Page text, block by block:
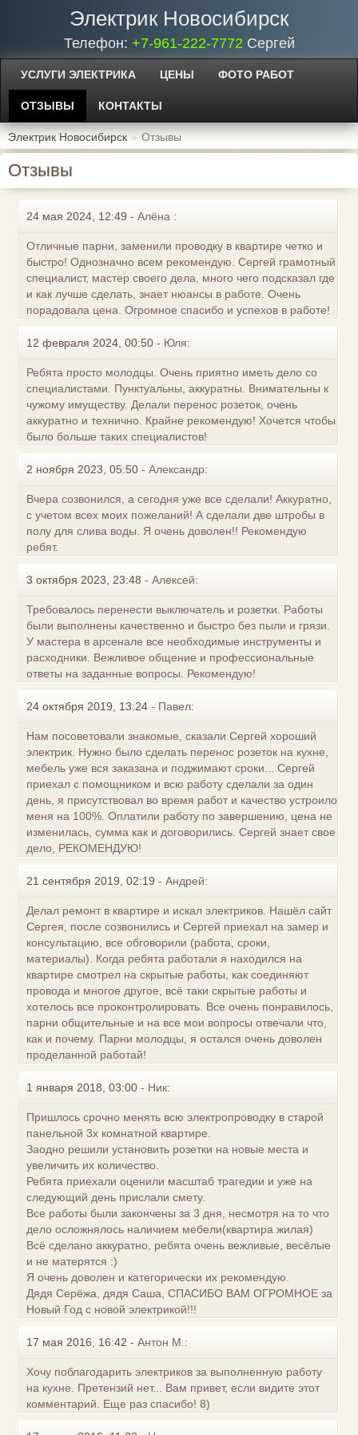
Электрик Новосибирск
Телефон: +7-961-222-7772 Сергей
УСЛУГИ ЭЛЕКТРИКА ЦЕНЫ ФОТО РАБОТ
ОТЗЫВЫ КОНТАКТЫ
Электрик Новосибирск Отзывы
Отзывы
24 мая 2024, 12:49 - Алёна :
Отличные парни, заменили проводку в квартире четко и
быстро! Однозначно всем рекомендую. Сергей грамотный
специалист, мастер своего дела, много чего подсказал где
и как лучше сделать, знает нюансы в работе. Очень
порадовала цена. Огромное спасибо и успехов в работе!
12 февраля 2024, 00:50 - Юля:
Ребята просто молодцы. Очень приятно иметь дело со
специалистами. Пунктуальны, аккуратны. Внимательны к
чужому имуществу. Делали перенос розеток, очень
аккуратно и технично. Крайне рекомендую! Хочется чтобы
было больше таких специалистов!
2 ноября 2023, 05:50 - Александр:
Вчера созвонился, а сегодня уже все сделали! Аккуратно,
с учетом всех моих пожеланий! А сделали две штробы в
полу для слива воды. Я очень доволен!! Рекомендую
ребят.
3 октября 2023, 23:48 - Алексей:
Требовалось перенести выключатель и розетки. Работы
были выполнены качественно и быстро без пыли и грязи.
У мастера в арсенале все необходимые инструменты и
расходники. Вежливое общение и профессиональные
ответы на заданные вопросы. Рекомендую!
24 октября 2019, 13:24 - Павел:
Нам посоветовали знакомые, сказали Сергей хороший
электрик. Нужно было сделать перенос розеток на кухне,
мебель уже вся заказана и поджимают сроки... Сергей
приехал с помощником и всю работу сделали за один
день, я присутствовал во время работ и качество устроило
меня на 100%. Оплатили работу по завершению, цена не
изменилась, сумма как и договорились. Сергей знает свое
дело, РЕКОМЕНДУЮ!
21 сентября 2019, 02:19 - Aндрей:
Делал ремонт в квартире и искал электриков. Нашёл сайт
Сергея, после созвонились и Сергей приехал на замер и
консультацию, все обговорили (работа, сроки,
материалы). Когда ребята работали я находился на
квартире смотрел на скрытые работы, как соединяют
провода и многое другое, всё таки скрытые работы и
хотелось все проконтролировать. Все очень понравилось,
парни общительные и на все мои вопросы отвечали что,
как и почему. Парни молодцы, я остался очень доволен
проделанной работай!
1 января 2018, 03:00 - Ник:
Пришлось срочно менять всю электропроводку в старой
панельной 3х комнатной квартире.
Заодно решили установить розетки на новые места и
увеличить их количество.
Ребята приехали оценили масштаб трагедии и уже на
следующий день прислали смету.
Все работы были закончены за 3 дня, несмотря на то что
дело осложнялось наличием мебели(квартира жилая)
Всё сделано аккуратно, ребята очень вежливые, весёлые
и не матерятся :)
Я очень доволен и категорически их рекомендую.
Дядя Серёжа, дядя Саша, СПАСИБО ВАМ ОГРОМНОЕ за
Новый Год с новой электрикой!!!
17 мая 2016, 16:42 - Антон М.:
Хочу поблагодарить электриков за выполненную работу
на кухне. Претензий нет... Вам привет, если видите этот
комментарий. Еще раз спасибо! 8)